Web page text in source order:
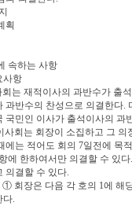
획
속하는 사항
사항
회는 재적이사의 과반수가 출
과반수의 찬성으로 의결한다.
국민인 이사가 출석이사의 과
사회는 회장이 소집하고 그 의
에는 적어도 회의 7일전에 목
에 한하여서만 의결할 수 있다.
의결할 수 있다.
① 회장은 다음 각 호의 1에 해
다.